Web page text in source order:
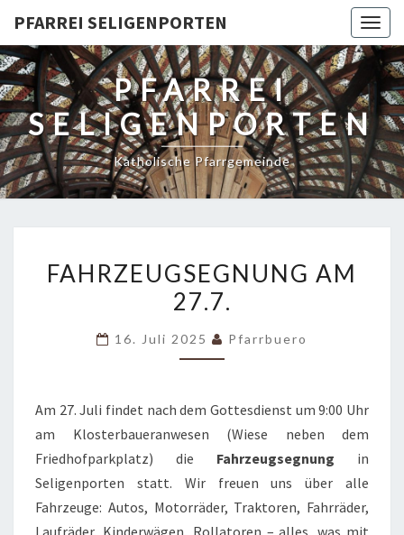
PFARREI SELIGENPORTEN
PFARREI
SELIGENPORTEN
Katholische Pfarrgemeinde
AM
27.7.
FAHRZEUGSEGNUNG AM
27.7.
16. Juli 2025 Pfarrbuero
Am 27. Juli findet nach dem Gottesdienst um 9:00 Uhr
am Klosterbaueranwesen (Wiese neben dem
Friedhofparkplatz) die Fahrzeugsegnung in
Seligenporten statt. Wir freuen uns über alle
Fahrzeuge: Autos, Motorräder, Traktoren, Fahrräder,
Laufräder, Kinderwägen, Rollatoren – alles, was mit